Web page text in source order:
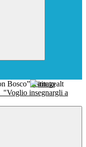
Istituto
"Voglio insegnargli a